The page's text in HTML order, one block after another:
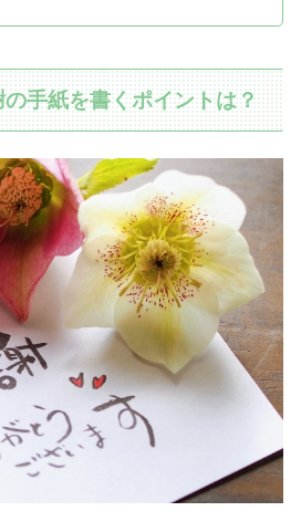
手紙を書くポイントは？